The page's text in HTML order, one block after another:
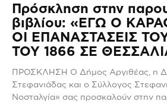
Πρόσκληση στην
βιβλίου: «ΕΓΩ Ο
ΟΙ ΕΠΑΝΑΣΤΑΣΕΙΣ
ΤΟΥ 1866 ΣΕ
ΠΡΟΣΚΛΗΣΗ Ο Δήμος Αργιθέας, η
Στεφανιάδας και ο Σύλλογος
Νοσταλγία» σας προσκαλούν στην